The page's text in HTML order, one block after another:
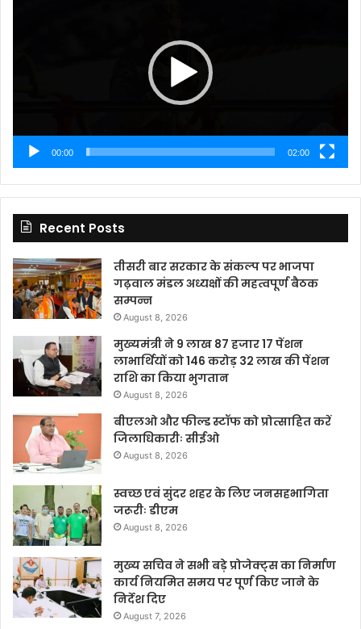
00:00 02:00
Recent Posts
तीसरी बार सरकार के संकल्प पर भाजपा
गढ़वाल मंडल अध्यक्षों की महत्वपूर्ण बैठक
सम्पन्न
August 8, 2026
मुख्यमंत्री ने 9 लाख 87 हजार 17 पेंशन
लाभार्थियों को 146 करोड़ 32 लाख की पेंशन
राशि का किया भुगतान
August 8, 2026
बीएलओ और फील्ड स्टॉफ को प्रोत्साहित करें
जिलाधिकारीः सीईओ
August 8, 2026
स्वच्छ एवं सुंदर शहर के लिए जनसहभागिता
जरूरीः डीएम
August 8, 2026
मुख्य सचिव ने सभी बड़े प्रोजेक्ट्स का निर्माण
कार्य नियमित समय पर पूर्ण किए जाने के
निर्देश दिए
August 7, 2026